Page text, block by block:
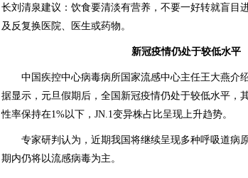
长刘清泉建议：饮食要清淡有营养，不要一好转就盲目
及反复换医院、医生或药物。
新冠疫情仍处于较低水平
中国疾控中心病毒病所国家流感中心主任王大燕介
据显示，元旦假期后，全国新冠疫情仍处于较低水平，
性率保持在1%以下，JN.1变异株占比呈现上升趋势。
专家研判认为，近期我国将继续呈现多种呼吸道病
期内仍将以流感病毒为主。